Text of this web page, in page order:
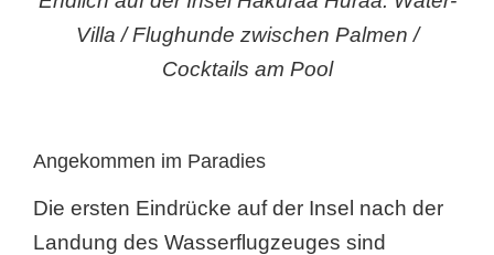
Villa / Flughunde zwischen Palmen /
Cocktails am Pool
Angekommen im Paradies
Die ersten Eindrücke auf der Insel nach der
Landung des Wasserflugzeuges sind